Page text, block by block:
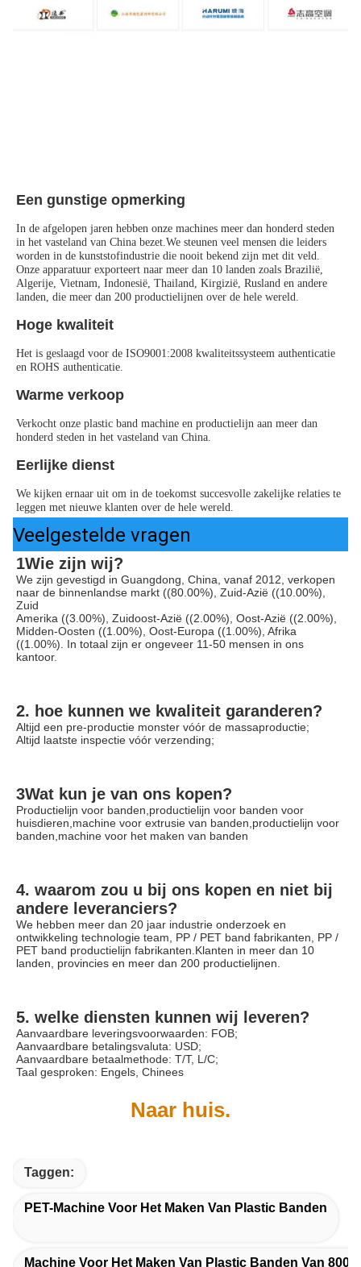
Een gunstige opmerking
In de afgelopen jaren hebben onze machines meer dan honderd steden
in het vasteland van China bezet.We steunen veel mensen die leiders
worden in de kunststofindustrie die nooit bekend zijn met dit veld.
Onze apparatuur exporteert naar meer dan 10 landen zoals Brazilië,
Algerije, Vietnam, Indonesië, Thailand, Kirgizië, Rusland en andere
landen, die meer dan 200 productielijnen over de hele wereld.
Hoge kwaliteit
Het is geslaagd voor de ISO9001:2008 kwaliteitssysteem authenticatie
en ROHS authenticatie.
Warme verkoop
Verkocht onze plastic band machine en productielijn aan meer dan
honderd steden in het vasteland van China.
Eerlijke dienst
We kijken ernaar uit om in de toekomst succesvolle zakelijke relaties te
leggen met nieuwe klanten over de hele wereld.
Veelgestelde vragen
1Wie zijn wij?
We zijn gevestigd in Guangdong, China, vanaf 2012, verkopen
naar de binnenlandse markt ((80.00%), Zuid-Azië ((10.00%),
Zuid
Amerika ((3.00%), Zuidoost-Azië ((2.00%), Oost-Azië ((2.00%),
Midden-Oosten ((1.00%), Oost-Europa ((1.00%), Afrika
((1.00%). In totaal zijn er ongeveer 11-50 mensen in ons
kantoor.
2. hoe kunnen we kwaliteit garanderen?
Altijd een pre-productie monster vóór de massaproductie;
Altijd laatste inspectie vóór verzending;
3Wat kun je van ons kopen?
Productielijn voor banden,productielijn voor banden voor
huisdieren,machine voor extrusie van banden,productielijn voor
banden,machine voor het maken van banden
4. waarom zou u bij ons kopen en niet bij
andere leveranciers?
We hebben meer dan 20 jaar industrie onderzoek en
ontwikkeling technologie team, PP / PET band fabrikanten, PP /
PET band productielijn fabrikanten.Klanten in meer dan 10
landen, provincies en meer dan 200 productielijnen.
5. welke diensten kunnen wij leveren?
Aanvaardbare leveringsvoorwaarden: FOB;
Aanvaardbare betalingsvaluta: USD;
Aanvaardbare betaalmethode: T/T, L/C;
Taal gesproken: Engels, Chinees
Naar huis.
Taggen:
PET-Machine Voor Het Maken Van Plastic Banden
Machine Voor Het Maken Van Plastic Banden Van 800